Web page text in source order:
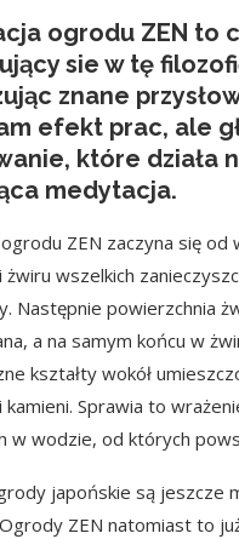
ogrodu ZEN to
sie w tę
znane
efekt prac, ale
które działa
medytacja.
ZEN zaczyna się od
wszelkich
Następnie powierzchnia
a na samym końcu w
kształty wokół
kamieni. Sprawia to
w wodzie, od których
japońskie są jeszcze
ZEN natomiast to